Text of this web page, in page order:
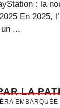
: la
En 2025,
...
LA
EMBARQUÉE